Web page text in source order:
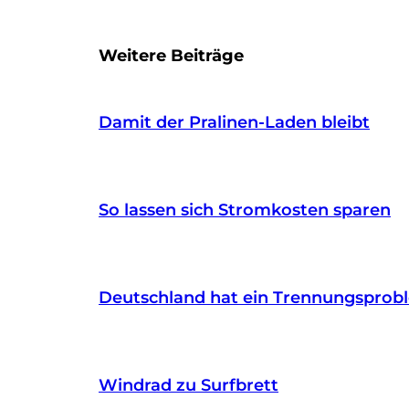
Weitere Beiträge
Damit der Pralinen-Laden bleibt
So lassen sich Stromkosten sparen
Deutschland hat ein
Windrad zu Surfbrett